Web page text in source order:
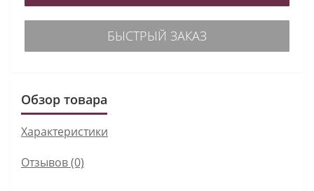
БЫСТРЫЙ ЗАКАЗ
Обзор товара
Характеристики
Отзывов (0)